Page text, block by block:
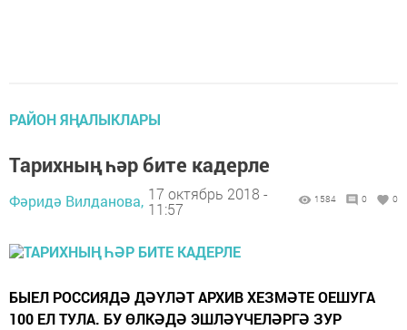
РАЙОН ЯҢАЛЫКЛАРЫ
Тарихның һәр бите кадерле
Фәридә Вилданова, 17 октябрь 2018 -
11:57
1584 0 0
БЫЕЛ РОССИЯДӘ ДӘҮЛӘТ АРХИВ ХЕЗМӘТЕ ОЕШУГА
100 ЕЛ ТУЛА. БУ ӨЛКӘДӘ ЭШЛӘҮЧЕЛӘРГӘ ЗУР